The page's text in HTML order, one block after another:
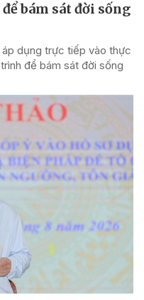
bám sát đời sống
áp dụng trực tiếp vào thực
để bám sát đời sống